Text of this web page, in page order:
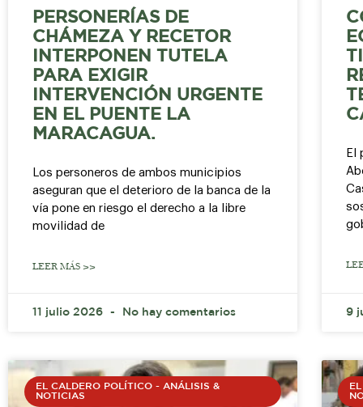
PERSONERÍAS DE
CHÁMEZA Y RECETOR
INTERPONEN TUTELA
PARA EXIGIR
INTERVENCIÓN URGENTE
EN EL PUENTE LA
MARACAGUA.
Los personeros de ambos municipios
aseguran que el deterioro de la banca de la
vía pone en riesgo el derecho a la libre
movilidad de
LEER MÁS >>
11 julio 2026 No hay comentarios
El
9
EL CALDERO POLÍTICO - ANÁLISIS &
NOTICIAS